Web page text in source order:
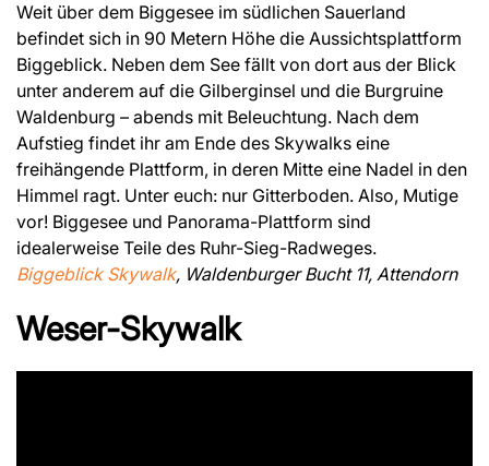
Weit über dem Biggesee im südlichen Sauerland
befindet sich in 90 Metern Höhe die Aussichtsplattform
Biggeblick. Neben dem See fällt von dort aus der Blick
unter anderem auf die Gilberginsel und die Burgruine
Waldenburg – abends mit Beleuchtung. Nach dem
Aufstieg findet ihr am Ende des Skywalks eine
freihängende Plattform, in deren Mitte eine Nadel in den
Himmel ragt. Unter euch: nur Gitterboden. Also, Mutige
vor! Biggesee und Panorama-Plattform sind
idealerweise Teile des Ruhr-Sieg-Radweges.
Biggeblick Skywalk, Waldenburger Bucht 11, Attendorn
Weser-Skywalk